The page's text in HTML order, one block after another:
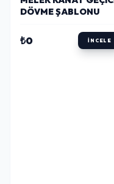
DÖVME ŞABLONU
₺0 İNCELE